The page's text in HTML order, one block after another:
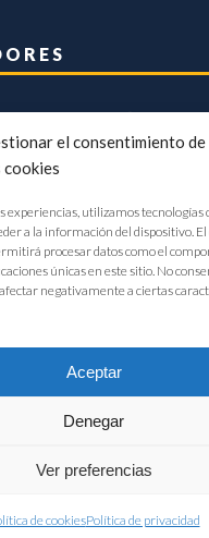
el consentimiento de
cookies
experiencias, utilizamos tecnologías
a la información del dispositivo.
procesar datos como el
únicas en este sitio. No
negativamente a ciertas
Aceptar
Denegar
Ver preferencias
de cookiesPolítica de privacidad
de Industrias de la